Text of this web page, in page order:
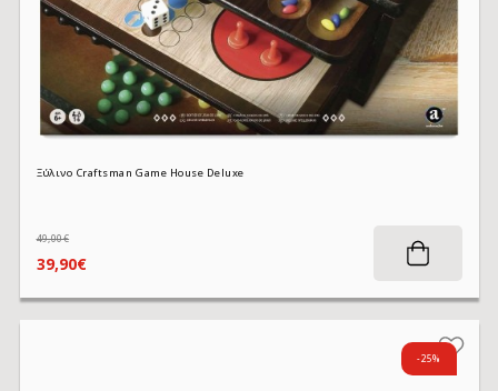
Ξύλινο Craftsman Game House Deluxe
39,90€
49,00€
-25%